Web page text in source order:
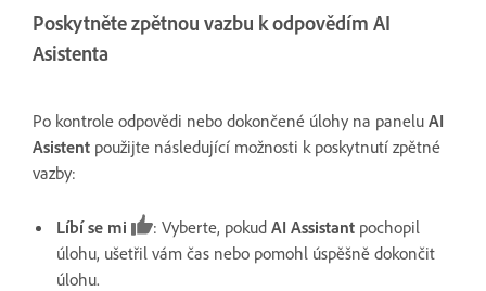
Poskytněte zpětnou vazbu k odpovědím AI
Asistenta
Po kontrole odpovědi nebo dokončené úlohy na panelu AI
Asistent použijte následující možnosti k poskytnutí zpětné
vazby:
Líbí se mi : Vyberte, pokud AI Assistant pochopil
úlohu, ušetřil vám čas nebo pomohl úspěšně dokončit
úlohu.